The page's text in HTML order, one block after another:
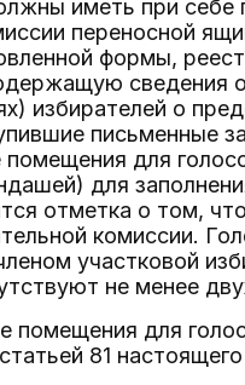
иметь при себе
переносной
формы,
сведения
избирателей о
письменные
помещения для
для
отметка о том,
комиссии.
участковой
не менее
помещения для
81